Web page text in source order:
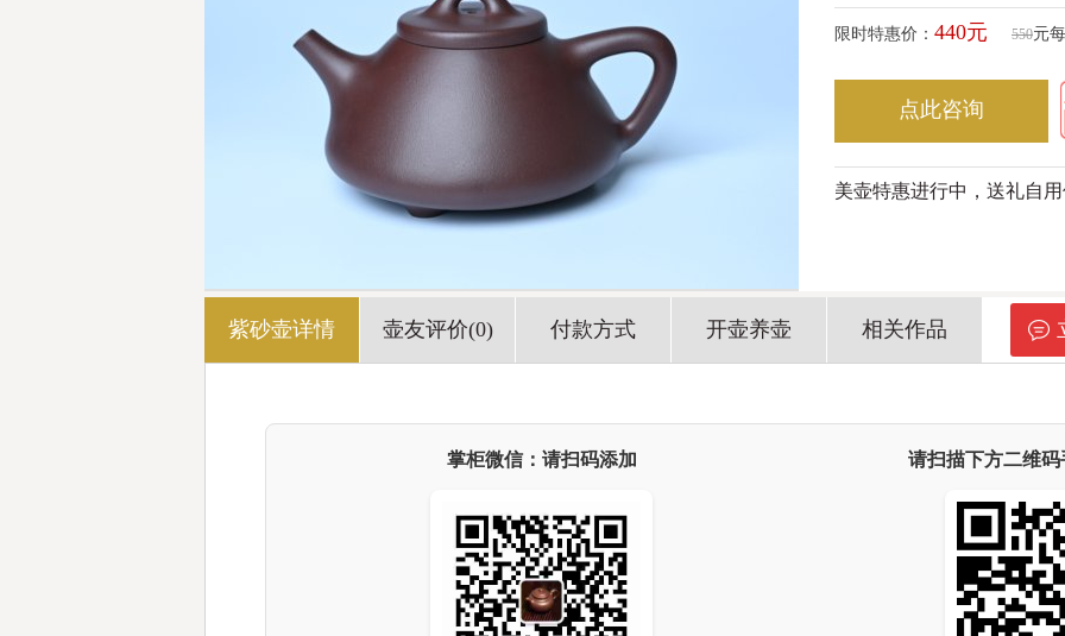
限时特惠价： 440元 550元
点此咨询
美壶特惠进行中，送礼自
紫砂壶详情 壶友评价(0) 付款方式 开壶养壶 相关作品
掌柜微信：请扫码添加 请扫描下方二维